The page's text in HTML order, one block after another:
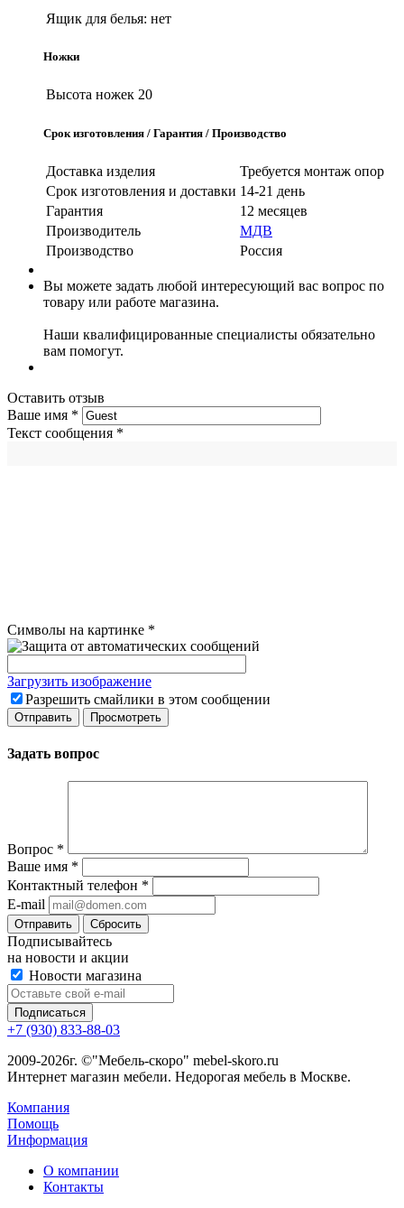
Ящик для белья: нет
Ножки
Высота ножек 20
Срок изготовления / Гарантия / Производство
Доставка изделия
Требуется монтаж опор
Срок изготовления и доставки 14-21 день
Гарантия
12 месяцев
Производитель
МДВ
Производство
Россия
Вы можете задать любой интересующий вас вопрос по
товару или работе магазина.
Наши квалифицированные специалисты обязательно
вам помогут.
Оставить отзыв
Ваше имя *
Текст сообщения *
Символы на картинке *
Загрузить изображение
Разрешить смайлики в этом сообщении
Задать вопрос
Вопрос *
Ваше имя *
Контактный телефон *
E-mail
Сбросить
Подписывайтесь
на новости и акции
Новости магазина
+7 (930) 833-88-03
2009-2026г. ©"Мебель-скоро" mebel-skoro.ru
Интернет магазин мебели. Недорогая мебель в Москве.
Компания
Помощь
Информация
О компании
Контакты